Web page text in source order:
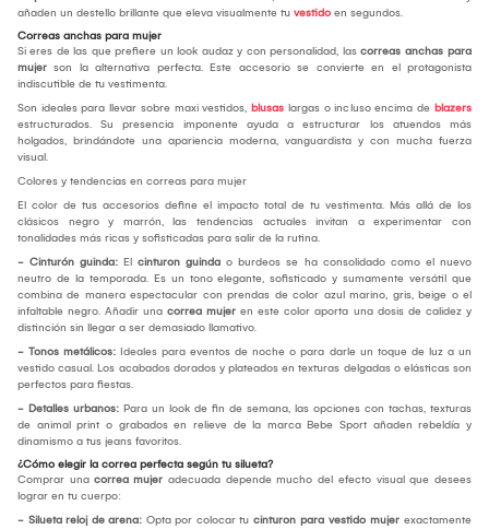
añaden un destello brillante que eleva visualmente tu vestido en segundos.
Correas anchas para mujer
Si eres de las que prefiere un look audaz y con personalidad, las correas anchas para
mujer son la alternativa perfecta. Este accesorio se convierte en el protagonista
indiscutible de tu vestimenta.
Son ideales para llevar sobre maxi vestidos, blusas largas o incluso encima de blazers
estructurados. Su presencia imponente ayuda a estructurar los atuendos más
holgados, brindándote una apariencia moderna, vanguardista y con mucha fuerza
visual.
Colores y tendencias en correas para mujer
El color de tus accesorios define el impacto total de tu vestimenta. Más allá de los
clásicos negro y marrón, las tendencias actuales invitan a experimentar con
tonalidades más ricas y sofisticadas para salir de la rutina.
- Cinturón guinda: El cinturon guinda o burdeos se ha consolidado como el nuevo
neutro de la temporada. Es un tono elegante, sofisticado y sumamente versátil que
combina de manera espectacular con prendas de color azul marino, gris, beige o el
infaltable negro. Añadir una correa mujer en este color aporta una dosis de calidez y
distinción sin llegar a ser demasiado llamativo.
- Tonos metálicos: Ideales para eventos de noche o para darle un toque de luz a un
vestido casual. Los acabados dorados y plateados en texturas delgadas o elásticas son
perfectos para fiestas.
- Detalles urbanos: Para un look de fin de semana, las opciones con tachas, texturas
de animal print o grabados en relieve de la marca Bebe Sport añaden rebeldía y
dinamismo a tus jeans favoritos.
¿Cómo elegir la correa perfecta según tu silueta?
Comprar una correa mujer adecuada depende mucho del efecto visual que desees
lograr en tu cuerpo:
- Silueta reloj de arena: Opta por colocar tu cinturon para vestido mujer exactamente